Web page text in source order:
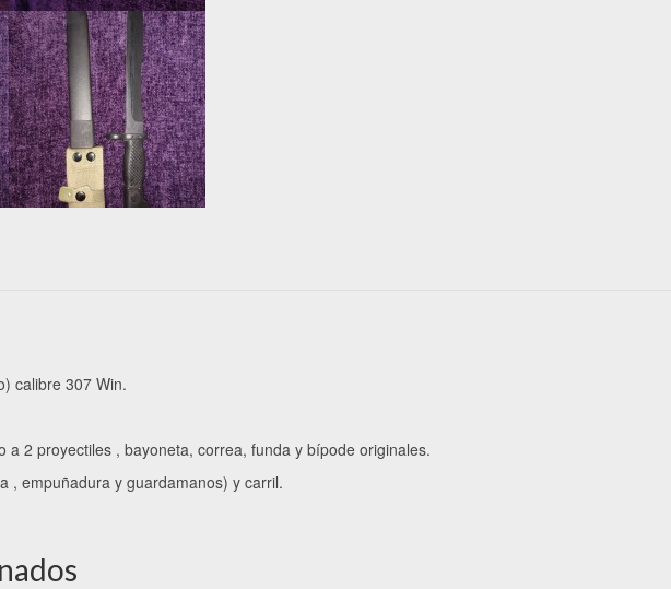
calibre 307 Win.
a 2 proyectiles , bayoneta, correa, funda y bípode originales.
, empuñadura y guardamanos) y carril.